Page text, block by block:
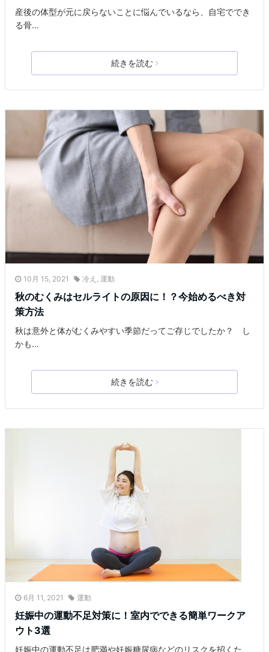
産後の体型が元に戻らないことに悩んでいるなら、自宅ででき
る骨…
続きを読む
10月 15, 2021 冷え , 運動
秋のむくみはセルライトの原因に！？今始めるべき対
策方法
秋は意外と体がむくみやすい季節だってご存じでしたか？ し
かも…
続きを読む
6月 11, 2021 運動
妊娠中の運動不足対策に！室内でできる簡単ワークア
ウト3選
妊娠中の運動不足は肥満や妊娠糖尿病などのリスクを招くた